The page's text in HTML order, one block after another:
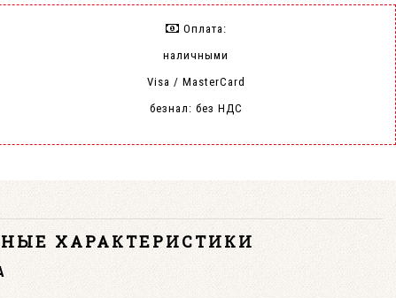
Оплата:
наличными
Visa / MasterCard
безнал: без НДС
ХАРАКТЕРИСТИКИ